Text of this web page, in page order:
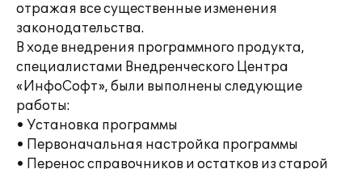
отражая все существенные изменения
законодательства.
В ходе внедрения программного продукта,
специалистами Внедренческого Центра
«ИнфоСофт», были выполнены следующие
работы:
• Установка программы
• Первоначальная настройка программы
• Перенос справочников и остатков из старой